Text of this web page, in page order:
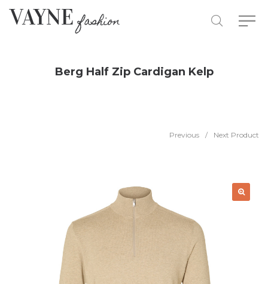
Berg Half Zip Cardigan Kelp
Previous / Next Product